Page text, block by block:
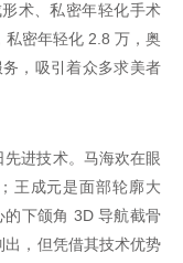
术、私密年轻化手术
私密年轻化 2.8 万，奥
，吸引着众多求美者
进技术。马海欢在眼
王成元是面部轮廓大
下颌角 3D 导航截骨
，但凭借其技术优势